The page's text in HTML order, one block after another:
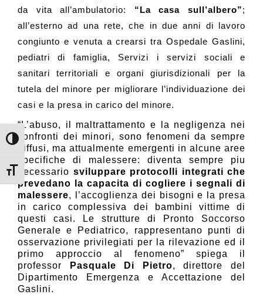
Attiva/disattiva alto contrasto
Attiva/disattiva dimensione testo
da vita all’ambulatorio: “La casa sull’albero”;
all’esterno ad una rete, che in due anni di lavoro
congiunto e venuta a crearsi tra Ospedale Gaslini,
pediatri di famiglia, Servizi i servizi sociali e
sanitari territoriali e organi giurisdizionali per la
tutela del minore per migliorare l’individuazione dei
casi e la presa in carico del minore.
“L’abuso, il maltrattamento e la negligenza nei
confronti dei minori, sono fenomeni da sempre
diffusi, ma attualmente emergenti in alcune aree
specifiche di malessere: diventa sempre piu
necessario sviluppare protocolli integrati che
prevedano la capacita di cogliere i segnali di
malessere, l’accoglienza dei bisogni e la presa
in carico complessiva dei bambini vittime di
questi casi. Le strutture di Pronto Soccorso
Generale e Pediatrico, rappresentano punti di
osservazione privilegiati per la rilevazione ed il
primo approccio al fenomeno” spiega il
professor
Pasquale Di Pietro, direttore del
Dipartimento Emergenza e Accettazione del
Gaslini.